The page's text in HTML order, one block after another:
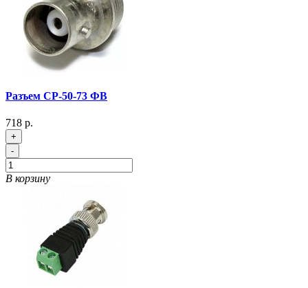
Разъем СР-50-73 ФВ
718 р.
+
-
В корзину